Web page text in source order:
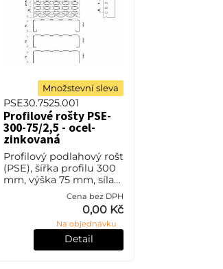
Množstevní sleva
PSE30.7525.001
Profilové rošty PSE-
300-75/2,5 - ocel-
zinkovaná
Profilový podlahový rošt
(PSE), šířka profilu 300
mm, výška 75 mm, síla
2,5 mm, ocel S235JR
(ST37.2 nebo také ČSN
11373) v povrchové
úpravě žárovým zi
Cena bez DPH
0,00 Kč
Na objednávku
Detail